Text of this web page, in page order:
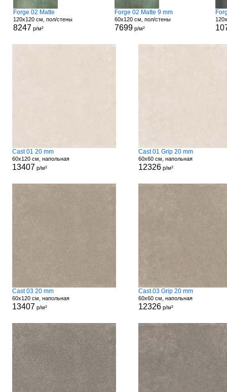
Forge 02 Matte
120x120 см, пол/стены
8247 р/м²
Forge 02 Matte 9 mm
60x120 см, пол/стены
7699р/м²
Cast 01 20 mm
60x120 см, напольная
13407 р/м²
Cast 01 Grip 20 mm
60x60 см, напольная
12326р/м²
Cast 03 20 mm
60x120 см, напольная
13407 р/м²
Cast 03 Grip 20 mm
60x60 см, напольная
12326р/м²